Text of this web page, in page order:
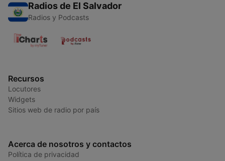
Radios de El Salvador
Radios y Podcasts
Recursos
Locutores
Widgets
Sitios web de radio por país
Acerca de nosotros y contactos
Política de privacidad